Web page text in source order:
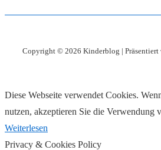
Copyright © 2026 Kinderblog | Präsentiert
Diese Webseite verwendet Cookies.
nutzen, akzeptieren Sie die Verwendung
Weiterlesen
Privacy & Cookies Policy